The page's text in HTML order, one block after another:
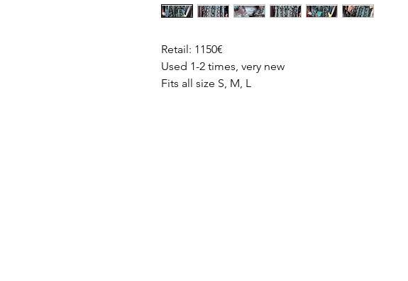
Retail: 1150€
Used 1-2 times, very new
Fits all size S, M, L